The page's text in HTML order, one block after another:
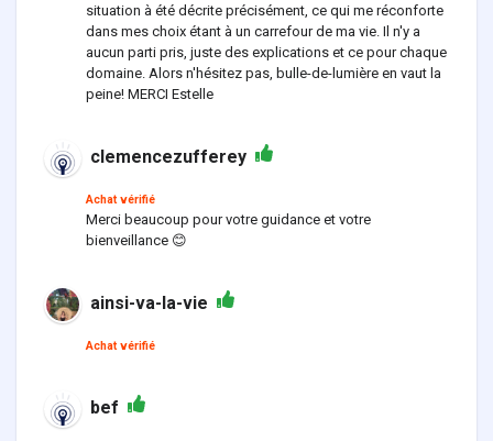
situation à été décrite précisément, ce qui me réconforte
dans mes choix étant à un carrefour de ma vie. Il n'y a
aucun parti pris, juste des explications et ce pour chaque
domaine. Alors n'hésitez pas, bulle-de-lumière en vaut la
peine! MERCI Estelle
clemencezufferey
Achat vérifié
Merci beaucoup pour votre guidance et votre
bienveillance 😊
ainsi-va-la-vie
Achat vérifié
bef